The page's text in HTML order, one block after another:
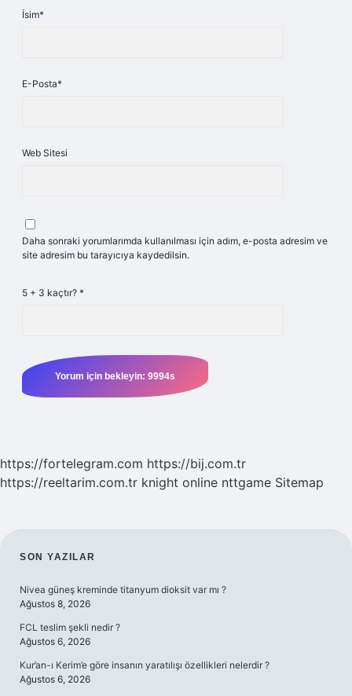
İsim*
E-Posta*
Web Sitesi
Daha sonraki yorumlarımda kullanılması için adım, e-posta adresim ve
site adresim bu tarayıcıya kaydedilsin.
5 + 3 kaçtır? *
https://fortelegram.com https://bij.com.tr
https://reeltarim.com.tr knight online nttgame Sitemap
SIDEBAR
SON YAZILAR
Nivea güneş kreminde titanyum dioksit var mı ?
Ağustos 8, 2026
FCL teslim şekli nedir ?
Ağustos 6, 2026
Kur’an-ı Kerim’e göre insanın yaratılışı özellikleri nelerdir ?
Ağustos 6, 2026